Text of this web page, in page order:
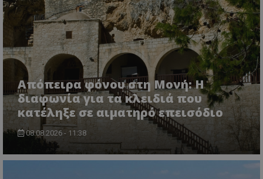
Απόπειρα φόνου στη Μονή: Η
διαφωνία για τα κλειδιά που
κατέληξε σε αιματηρό επεισόδιο
08.08.2026 - 11:38
VISITOR_PRIVACY_METADATA
YouTube
.youtube.com